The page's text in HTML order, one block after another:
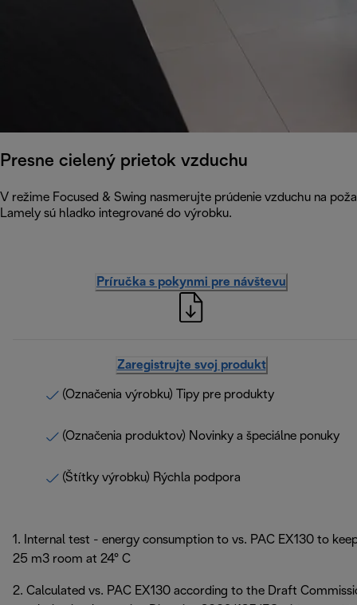
Presne cielený prietok vzduchu
V režime Focused & Swing nasmerujte prúdenie vzduchu na
Lamely sú hladko integrované do výrobku.
Príručka s pokynmi pre návštevu
Zaregistrujte svoj produkt
(Označenia výrobku) Tipy pre produkty
(Označenia produktov) Novinky a špeciálne ponuky
(Štítky výrobku) Rýchla podpora
1. Internal test - energy consumption to vs. PAC EX130 to
25 m3 room at 24° C
2. Calculated vs. PAC EX130 according to the Draft